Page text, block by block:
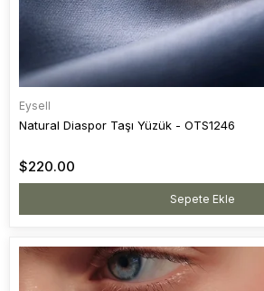
Eysell
Natural Diaspor Taşı Yüzük - OTS1246
$220.00
Sepete Ekle